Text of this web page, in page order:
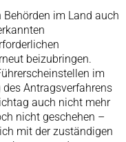
im Land auch
beizubringen.
im
Antragsverfahrens
auch nicht mehr
nicht geschehen –
mit der zuständigen